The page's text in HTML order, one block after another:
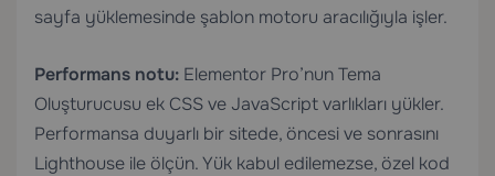
sayfa yüklemesinde şablon motoru aracılığıyla işler.
Performans notu: Elementor Pro’nun Tema
Oluşturucusu ek CSS ve JavaScript varlıkları yükler.
Performansa duyarlı bir sitede, öncesi ve sonrasını
Lighthouse ile ölçün. Yük kabul edilemezse, özel kod